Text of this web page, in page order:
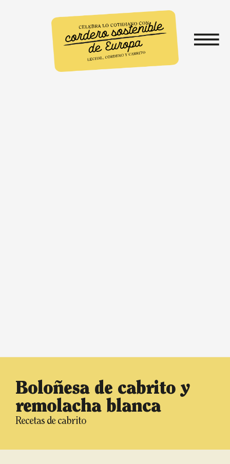
Boloñesa de cabrito y
remolacha blanca
Recetas de cabrito